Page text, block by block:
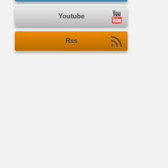
Youtube
Rss